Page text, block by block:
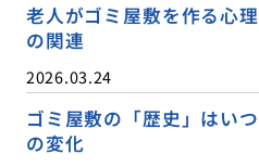
老人がゴミ屋敷を作る心
の関連
2026.03.24
ゴミ屋敷の「歴史」はい
の変化